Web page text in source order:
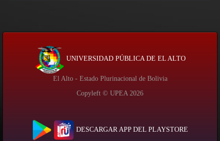
UNIVERSIDAD PÚBLICA DE EL ALTO
El Alto - Estado Plurinacional de Bolivia
Copyleft © UPEA 2026
DESCARGAR APP DEL PLAYSTORE